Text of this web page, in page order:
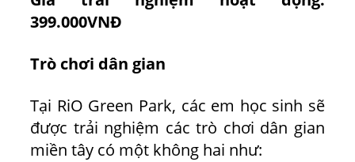
399.000VNĐ
Trò chơi dân gian
Tại RiO Green Park, các em học sinh sẽ
được trải nghiệm các trò chơi dân gian
miền tây có một không hai như: